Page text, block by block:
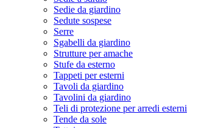
Sedie da giardino
Sedute sospese
Serre
Sgabelli da giardino
Strutture per amache
Stufe da esterno
Tappeti per esterni
Tavoli da giardino
Tavolini da giardino
Teli di protezione per arredi esterni
Tende da sole